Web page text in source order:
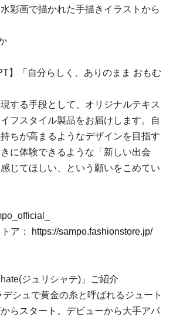
彩画で描かれた手描きイラストから
】「自分らしく、ありのまま おもむ
する手段として、オリジナルテキス
フスタイル製品をお届けします。自
ちが高まるようなデザインを目指す
に体験できるような「新しい出会
じてほしい、という願いをこめてい
ア：
https://sampo.fashionstore.jp/
ジュリシャテ)」ご紹介
シュで黄金の糸と呼ばれるジュート
らスタート。デビューから大手アパ